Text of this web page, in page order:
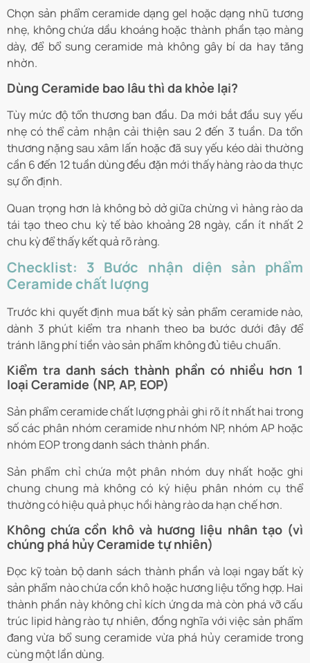
Chọn sản phẩm ceramide dạng gel hoặc dạng nhũ tương
nhẹ, không chứa dầu khoáng hoặc thành phần tạo màng
dày, để bổ sung ceramide mà không gây bí da hay tăng
nhờn.
Dùng Ceramide bao lâu thì da khỏe lại?
Tùy mức độ tổn thương ban đầu. Da mới bắt đầu suy yếu
nhẹ có thể cảm nhận cải thiện sau 2 đến 3 tuần. Da tổn
thương nặng sau xâm lấn hoặc đã suy yếu kéo dài thường
cần 6 đến 12 tuần dùng đều đặn mới thấy hàng rào da thực
sự ổn định.
Quan trọng hơn là không bỏ dở giữa chừng vì hàng rào da
tái tạo theo chu kỳ tế bào khoảng 28 ngày, cần ít nhất 2
chu kỳ để thấy kết quả rõ ràng.
Checklist: 3 Bước nhận diện sản phẩm
Ceramide chất lượng
Trước khi quyết định mua bất kỳ sản phẩm ceramide nào,
dành 3 phút kiểm tra nhanh theo ba bước dưới đây để
tránh lãng phí tiền vào sản phẩm không đủ tiêu chuẩn.
Kiểm tra danh sách thành phần có nhiều hơn 1
loại Ceramide (NP, AP, EOP)
Sản phẩm ceramide chất lượng phải ghi rõ ít nhất hai trong
số các phân nhóm ceramide như nhóm NP, nhóm AP hoặc
nhóm EOP trong danh sách thành phần.
Sản phẩm chỉ chứa một phân nhóm duy nhất hoặc ghi
chung chung mà không có ký hiệu phân nhóm cụ thể
thường có hiệu quả phục hồi hàng rào da hạn chế hơn.
Không chứa cồn khô và hương liệu nhân tạo (vì
chúng phá hủy Ceramide tự nhiên)
Đọc kỹ toàn bộ danh sách thành phần và loại ngay bất kỳ
sản phẩm nào chứa cồn khô hoặc hương liệu tổng hợp. Hai
thành phần này không chỉ kích ứng da mà còn phá vỡ cấu
trúc lipid hàng rào tự nhiên, đồng nghĩa với việc sản phẩm
đang vừa bổ sung ceramide vừa phá hủy ceramide trong
cùng một lần dùng.